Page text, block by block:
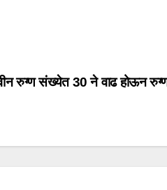
रुग्ण संख्येत 30 ने वाढ होऊन